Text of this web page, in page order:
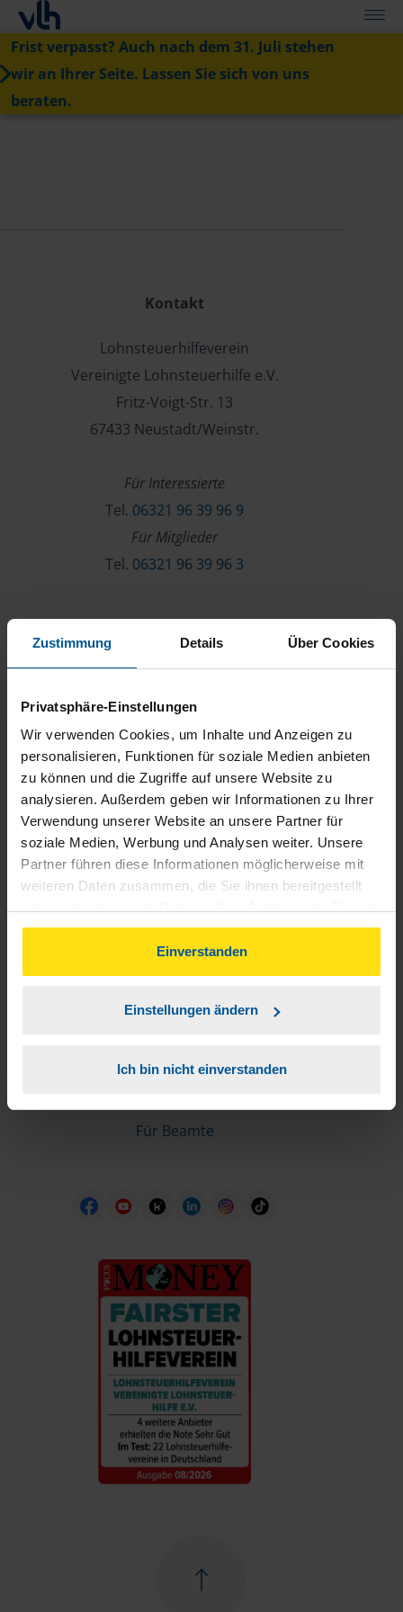
Zustimmung Details Über Cookies
Privatsphäre-Einstellungen
Wir verwenden Cookies, um Inhalte und Anzeigen zu
personalisieren, Funktionen für soziale Medien anbieten
zu können und die Zugriffe auf unsere Website zu
analysieren. Außerdem geben wir Informationen zu Ihrer
Verwendung unserer Website an unsere Partner für
soziale Medien, Werbung und Analysen weiter. Unsere
Partner führen diese Informationen möglicherweise mit
weiteren Daten zusammen, die Sie ihnen bereitgestellt
gesammelt haben. Indem Sie auf Einverstanden klicken,
können Sie der Verwendung von Cookies, gemäß
unserer
Einverstanden
Einstellungen ändern
Ich bin nicht einverstanden
Frist verpasst? Auch nach dem 31. Juli stehen
wir an Ihrer Seite. Lassen Sie sich von uns
beraten.
Kontakt
Lohnsteuerhilfeverein
Vereinigte Lohnsteuerhilfe e.V.
Fritz-Voigt-Str. 13
67433 Neustadt/Weinstr.
Für Interessierte
Tel. 06321 96 39 96 9
Für Mitglieder
Tel. 06321 96 39 96 3
Über die VLH
Beratersuche
Karriere
Presse
Kontakt
Informationen für Mitglieder
Schnelleinstiege
Steuererklärung machen lassen
Online-Steuererklärung
Die erste Steuererklärung
Für Azubis
Für Beamte